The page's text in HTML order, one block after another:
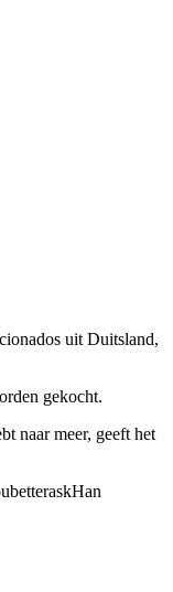
uit Duitsland,
gekocht.
naar meer, geeft het